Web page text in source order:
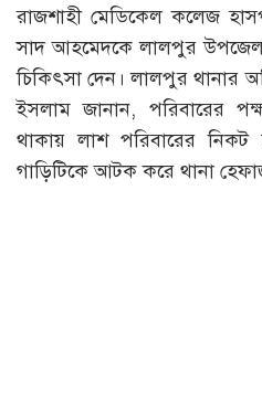
রাজশাহী মেডিকেল কলেজ
সাদ আহমেদকে লালপুর উপজেলার
চিকিৎসা দেন। লালপুর থানার
ইসলাম জানান, পরিবারের
থাকায় লাশ পরিবারের নিকট
গাড়িটিকে আটক করে থানা